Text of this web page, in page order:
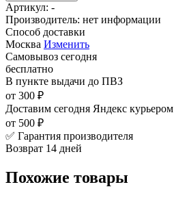
Артикул: -
Производитель: нет информации
Способ доставки
Москва Изменить
Самовывоз сегодня
бесплатно
В пункте выдачи до ПВЗ
от 300 ₽
Доставим сегодня Яндекс курьером
от 500 ₽
✅ Гарантия производителя
Возврат 14 дней
Похожие товары